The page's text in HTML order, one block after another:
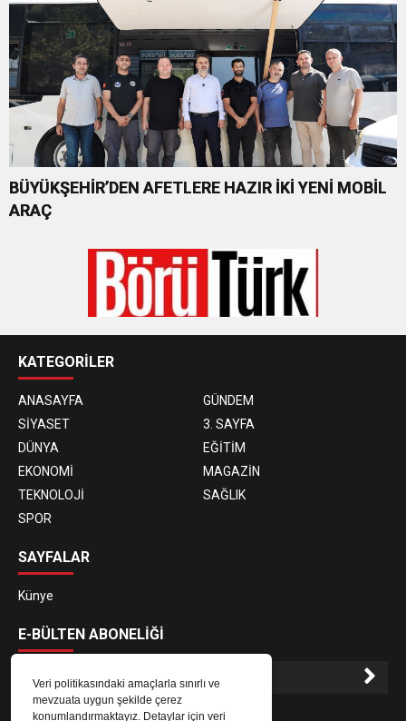
Veri politikasındaki amaçlarla sınırlı ve
mevzuata uygun şekilde çerez
konumlandırmaktayız. Detaylar için veri
BÜYÜKŞEHİR’DEN AFETLERE HAZIR İKİ YENİ MOBİL
ARAÇ
KATEGORİLER
ANASAYFA
GÜNDEM
SİYASET
3. SAYFA
DÜNYA
EĞİTİM
EKONOMİ
MAGAZİN
TEKNOLOJİ
SAĞLIK
SPOR
SAYFALAR
Künye
E-BÜLTEN ABONELİĞİ
E-Bülten aboneliği ile haberlere daha hızlı erişin.